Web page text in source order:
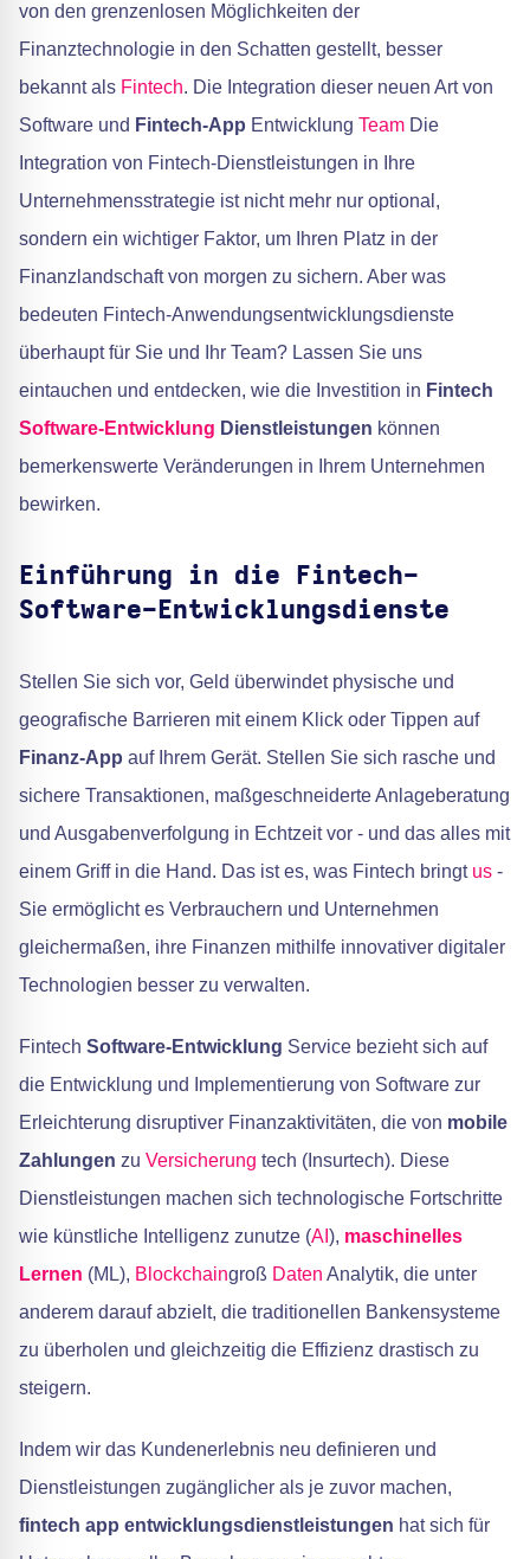
von den grenzenlosen Möglichkeiten der
Finanztechnologie in den Schatten gestellt, besser
bekannt als Fintech. Die Integration dieser neuen Art von
Software und Fintech-App Entwicklung Team Die
Integration von Fintech-Dienstleistungen in Ihre
Unternehmensstrategie ist nicht mehr nur optional,
sondern ein wichtiger Faktor, um Ihren Platz in der
Finanzlandschaft von morgen zu sichern. Aber was
bedeuten Fintech-Anwendungsentwicklungsdienste
überhaupt für Sie und Ihr Team? Lassen Sie uns
eintauchen und entdecken, wie die Investition in Fintech
Software-Entwicklung Dienstleistungen können
bemerkenswerte Veränderungen in Ihrem Unternehmen
bewirken.
Einführung in die Fintech-
Software-Entwicklungsdienste
Stellen Sie sich vor, Geld überwindet physische und
geografische Barrieren mit einem Klick oder Tippen auf
Finanz-App auf Ihrem Gerät. Stellen Sie sich rasche und
sichere Transaktionen, maßgeschneiderte Anlageberatung
und Ausgabenverfolgung in Echtzeit vor - und das alles mit
einem Griff in die Hand. Das ist es, was Fintech bringt us -
Sie ermöglicht es Verbrauchern und Unternehmen
gleichermaßen, ihre Finanzen mithilfe innovativer digitaler
Technologien besser zu verwalten.
Fintech Software-Entwicklung Service bezieht sich auf
die Entwicklung und Implementierung von Software zur
Erleichterung disruptiver Finanzaktivitäten, die von mobile
Zahlungen zu Versicherung tech (Insurtech). Diese
Dienstleistungen machen sich technologische Fortschritte
wie künstliche Intelligenz zunutze (AI ), maschinelles
Lernen (ML), Blockchaingroß Daten Analytik, die unter
anderem darauf abzielt, die traditionellen Bankensysteme
zu überholen und gleichzeitig die Effizienz drastisch zu
steigern.
Indem wir das Kundenerlebnis neu definieren und
Dienstleistungen zugänglicher als je zuvor machen,
fintech app entwicklungsdienstleistungen hat sich für